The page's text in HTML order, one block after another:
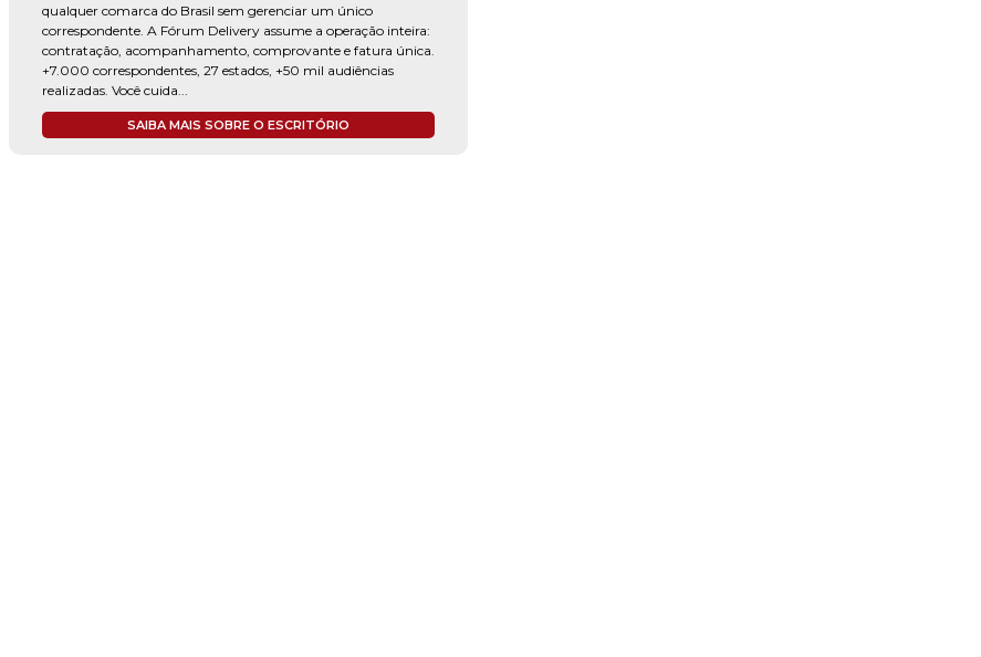
qualquer comarca do Brasil sem gerenciar um único
correspondente. A Fórum Delivery assume a operação inteira:
contratação, acompanhamento, comprovante e fatura única.
+7.000 correspondentes, 27 estados, +50 mil audiências
realizadas. Você cuida...
SAIBA MAIS SOBRE O ESCRITÓRIO